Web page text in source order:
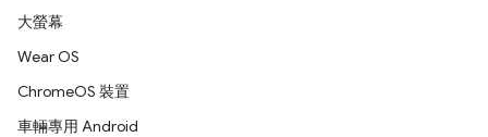
大螢幕
Wear OS
ChromeOS 裝置
車輛專用 Android